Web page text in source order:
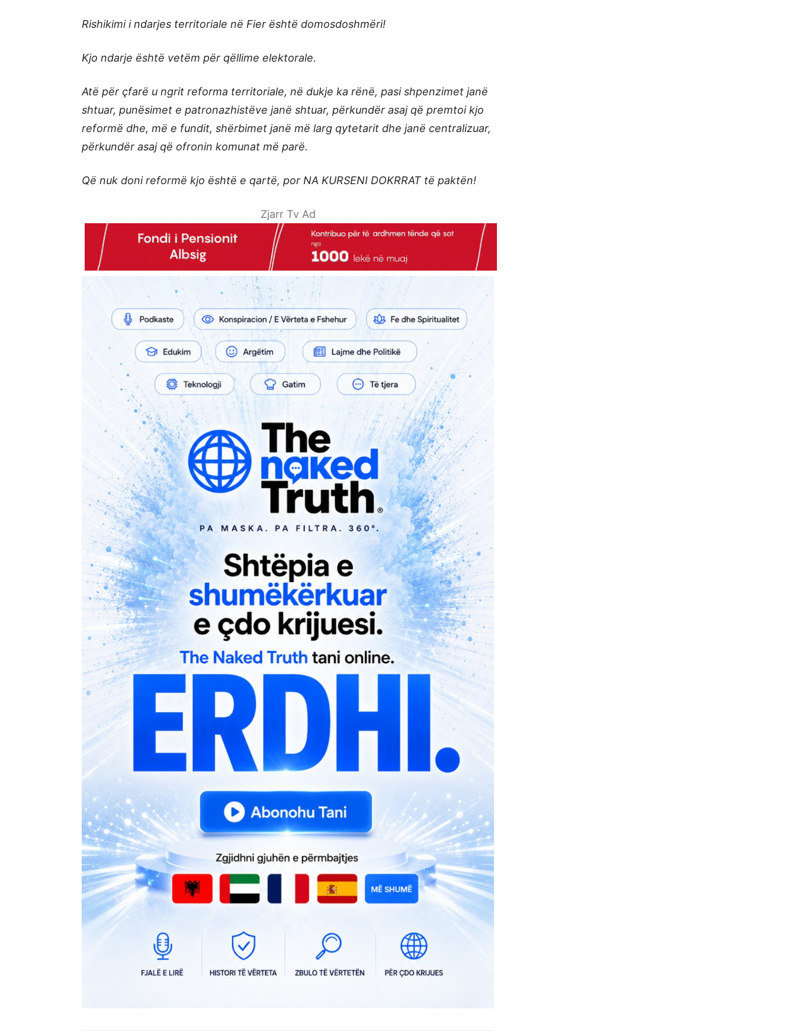
Rishikimi i ndarjes territoriale në Fier është domosdoshmëri!
Kjo ndarje është vetëm për qëllime elektorale.
Atë për çfarë u ngrit reforma territoriale, në dukje ka rënë, pasi shpenzimet janë
shtuar, punësimet e patronazhistëve janë shtuar, përkundër asaj që premtoi kjo
reformë dhe, më e fundit, shërbimet janë më larg qytetarit dhe janë centralizuar,
përkundër asaj që ofronin komunat më parë.
Që nuk doni reformë kjo është e qartë, por NA KURSENI DOKRRAT të paktën!
Zjarr Tv Ad